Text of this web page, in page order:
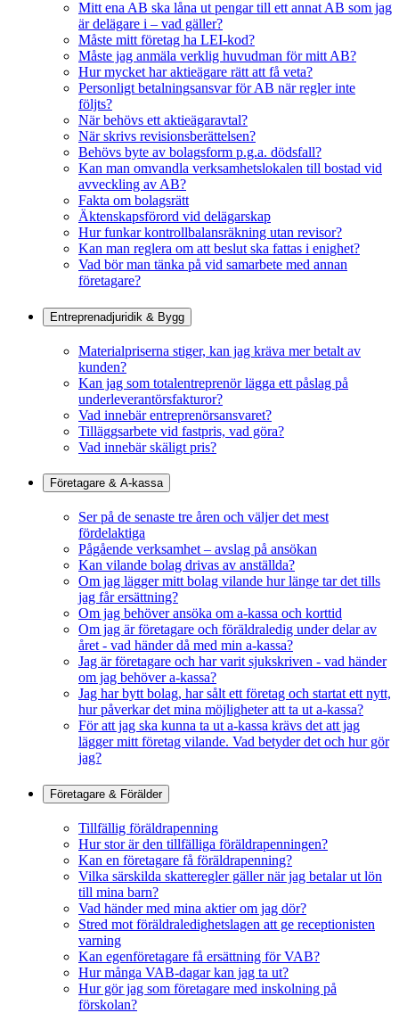
Mitt ena AB ska låna ut pengar till ett annat AB som jag
är delägare i – vad gäller?
Måste mitt företag ha LEI-kod?
Måste jag anmäla verklig huvudman för mitt AB?
Hur mycket har aktieägare rätt att få veta?
Personligt betalningsansvar för AB när regler inte
följts?
När behövs ett aktieägaravtal?
När skrivs revisionsberättelsen?
Behövs byte av bolagsform p.g.a. dödsfall?
Kan man omvandla verksamhetslokalen till bostad vid
avveckling av AB?
Fakta om bolagsrätt
Äktenskapsförord vid delägarskap
Hur funkar kontrollbalansräkning utan revisor?
Kan man reglera om att beslut ska fattas i enighet?
Vad bör man tänka på vid samarbete med annan
företagare?
Entreprenadjuridik & Bygg
Materialpriserna stiger, kan jag kräva mer betalt av
kunden?
Kan jag som totalentreprenör lägga ett påslag på
underleverantörsfakturor?
Vad innebär entreprenörsansvaret?
Tilläggsarbete vid fastpris, vad göra?
Vad innebär skäligt pris?
Företagare & A-kassa
Ser på de senaste tre åren och väljer det mest
fördelaktiga
Pågående verksamhet – avslag på ansökan
Kan vilande bolag drivas av anställda?
Om jag lägger mitt bolag vilande hur länge tar det tills
jag får ersättning?
Om jag behöver ansöka om a-kassa och korttid
Om jag är företagare och föräldraledig under delar av
året - vad händer då med min a-kassa?
Jag är företagare och har varit sjukskriven - vad händer
om jag behöver a-kassa?
Jag har bytt bolag, har sålt ett företag och startat ett nytt,
hur påverkar det mina möjligheter att ta ut a-kassa?
För att jag ska kunna ta ut a-kassa krävs det att jag
lägger mitt företag vilande. Vad betyder det och hur gör
jag?
Företagare & Förälder
Tillfällig föräldrapenning
Hur stor är den tillfälliga föräldrapenningen?
Kan en företagare få föräldrapenning?
Vilka särskilda skatteregler gäller när jag betalar ut lön
till mina barn?
Vad händer med mina aktier om jag dör?
Stred mot föräldraledighetslagen att ge receptionisten
varning
Kan egenföretagare få ersättning för VAB?
Hur många VAB-dagar kan jag ta ut?
Hur gör jag som företagare med inskolning på
förskolan?